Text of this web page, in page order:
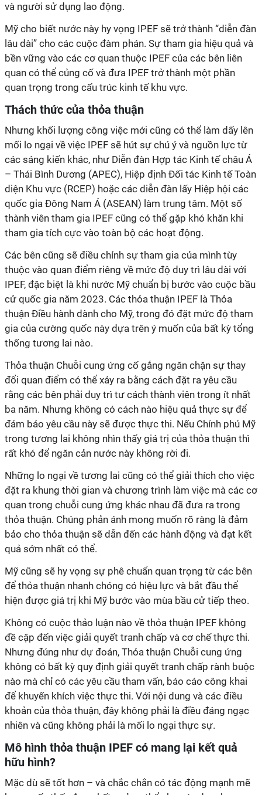
và người sử dụng lao động.
Mỹ cho biết nước này hy vọng IPEF sẽ trở thành “diễn đàn
lâu dài” cho các cuộc đàm phán. Sự tham gia hiệu quả và
bền vững vào các cơ quan thuộc IPEF của các bên liên
quan có thể củng cố và đưa IPEF trở thành một phần
quan trọng trong cấu trúc kinh tế khu vực.
Thách thức của thỏa thuận
Nhưng khối lượng công việc mới cũng có thể làm dấy lên
mối lo ngại về việc IPEF sẽ hút sự chú ý và nguồn lực từ
các sáng kiến khác, như Diễn đàn Hợp tác Kinh tế châu Á
– Thái Bình Dương (APEC), Hiệp định Đối tác Kinh tế Toàn
diện Khu vực (RCEP) hoặc các diễn đàn lấy Hiệp hội các
quốc gia Đông Nam Á (ASEAN) làm trung tâm. Một số
thành viên tham gia IPEF cũng có thể gặp khó khăn khi
tham gia tích cực vào toàn bộ các hoạt động.
Các bên cũng sẽ điều chỉnh sự tham gia của mình tùy
thuộc vào quan điểm riêng về mức độ duy trì lâu dài với
IPEF, đặc biệt là khi nước Mỹ chuẩn bị bước vào cuộc bầu
cử quốc gia năm 2023. Các thỏa thuận IPEF là Thỏa
thuận Điều hành dành cho Mỹ, trong đó đặt mức độ tham
gia của cường quốc này dựa trên ý muốn của bất kỳ tổng
thống tương lai nào.
Thỏa thuận Chuỗi cung ứng cố gắng ngăn chặn sự thay
đổi quan điểm có thể xảy ra bằng cách đặt ra yêu cầu
rằng các bên phải duy trì tư cách thành viên trong ít nhất
ba năm. Nhưng không có cách nào hiệu quả thực sự để
đảm bảo yêu cầu này sẽ được thực thi. Nếu Chính phủ Mỹ
trong tương lai không nhìn thấy giá trị của thỏa thuận thì
rất khó để ngăn cản nước này không rời đi.
Những lo ngại về tương lai cũng có thể giải thích cho việc
đặt ra khung thời gian và chương trình làm việc mà các cơ
quan trong chuỗi cung ứng khác nhau đã đưa ra trong
thỏa thuận. Chúng phản ánh mong muốn rõ ràng là đảm
bảo cho thỏa thuận sẽ dẫn đến các hành động và đạt kết
quả sớm nhất có thể.
Mỹ cũng sẽ hy vọng sự phê chuẩn quan trọng từ các bên
để thỏa thuận nhanh chóng có hiệu lực và bắt đầu thể
hiện được giá trị khi Mỹ bước vào mùa bầu cử tiếp theo.
Không có cuộc thảo luận nào về thỏa thuận IPEF không
đề cập đến việc giải quyết tranh chấp và cơ chế thực thi.
Nhưng đúng như dự đoán, Thỏa thuận Chuỗi cung ứng
không có bất kỳ quy định giải quyết tranh chấp rành buộc
nào mà chỉ có các yêu cầu tham vấn, báo cáo công khai
để khuyến khích việc thực thi. Với nội dung và các điều
khoản của thỏa thuận, đây không phải là điều đáng ngạc
nhiên và cũng không phải là mối lo ngại thực sự.
Mô hình thỏa thuận IPEF có mang lại kết quả
hữu hình?
Mặc dù sẽ tốt hơn – và chắc chắn có tác động mạnh mẽ